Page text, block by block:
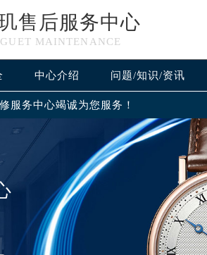
售后服务中心
MAINTENANCE
中心介绍 问题/知识/资讯
服务中心竭诚为您服务！